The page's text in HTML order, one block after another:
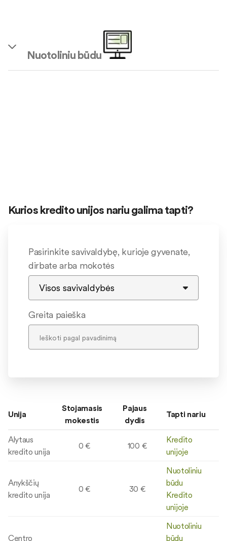
Nuotoliniu būdu
Kurios kredito unijos nariu galima tapti?
Pasirinkite savivaldybę, kurioje gyvenate,
dirbate arba mokotės
Greita paieška
Unija
Stojamasis
mokestis
Pajaus
dydis
Tapti nariu
Alytaus
kredito unija
0 € 100 €
Kredito
unijoje
Anykščių
kredito unija
0 € 30 €
Nuotoliniu
būdu
Kredito
unijoje
Centro
Nuotoliniu
būdu